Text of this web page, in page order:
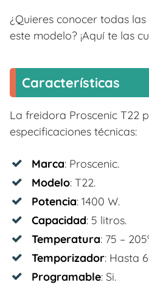
¿Quieres conocer todas
este modelo? ¡Aquí te las
Características
La freidora Proscenic T22
especificaciones técnicas:
Marca: Proscenic.
Modelo: T22.
Potencia: 1400 W.
Capacidad: 5 litros.
Temperatura: 75 –
Temporizador: Hasta
Programable: Si.